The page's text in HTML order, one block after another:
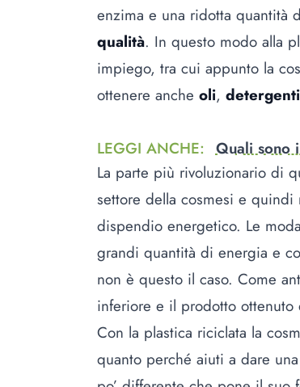
enzima e una ridotta quantità
qualità. In questo modo alla
impiego, tra cui appunto la
ottenere anche oli, detergenti
LEGGI ANCHE: Quali sono
La parte più rivoluzionario di
settore della cosmesi e quindi
dispendio energetico. Le
grandi quantità di energia e
non è questo il caso. Come
inferiore e il prodotto
Con la plastica riciclata la
quanto perché aiuti a dare